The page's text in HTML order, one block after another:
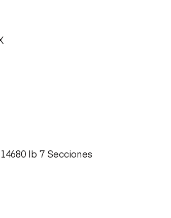
lb 7 Secciones